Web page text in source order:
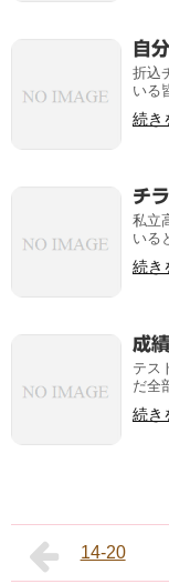
自
折込
いる
続き
チ
私立
いる
続き
成
テス
だ全
続き
14-20